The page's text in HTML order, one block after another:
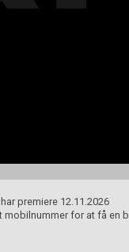
premiere 12.11.2026
mobilnummer for at få en